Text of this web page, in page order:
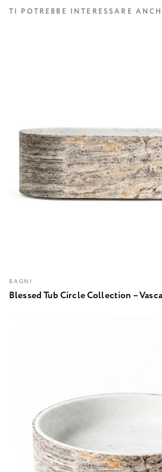
TI POTREBBE INTERESSARE
BAGNI
Blessed Tub Circle Collection –